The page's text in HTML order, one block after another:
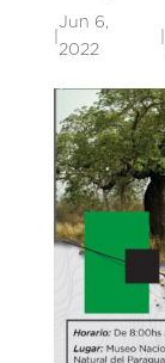
|
Jun 6,
2022
|